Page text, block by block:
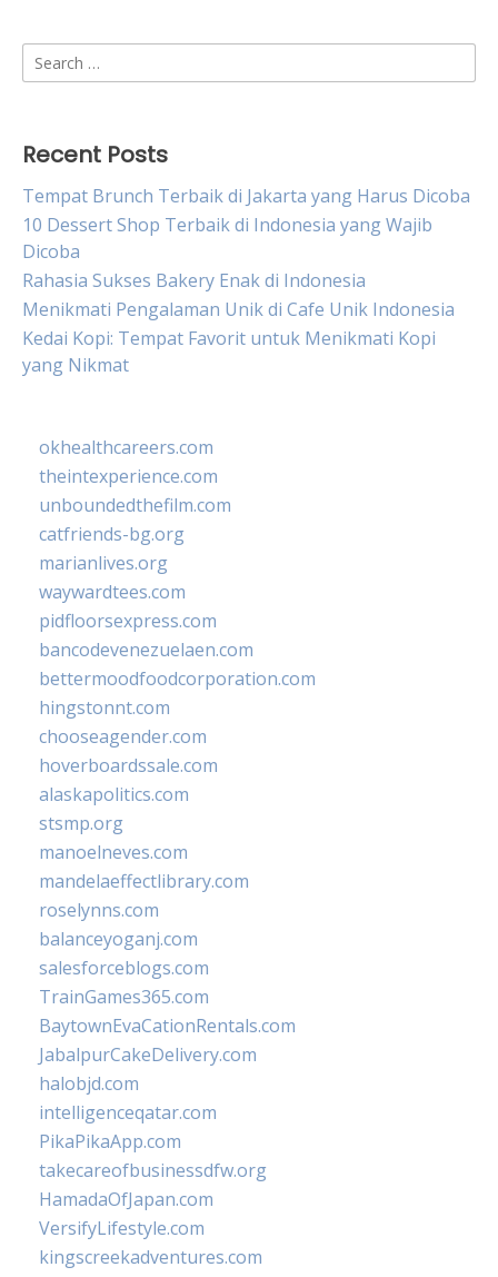
Search
for:
Recent Posts
Tempat Brunch Terbaik di Jakarta yang Harus Dicoba
10 Dessert Shop Terbaik di Indonesia yang Wajib
Dicoba
Rahasia Sukses Bakery Enak di Indonesia
Menikmati Pengalaman Unik di Cafe Unik Indonesia
Kedai Kopi: Tempat Favorit untuk Menikmati Kopi
yang Nikmat
okhealthcareers.com
theintexperience.com
unboundedthefilm.com
catfriends-bg.org
marianlives.org
waywardtees.com
pidfloorsexpress.com
bancodevenezuelaen.com
bettermoodfoodcorporation.com
hingstonnt.com
chooseagender.com
hoverboardssale.com
alaskapolitics.com
stsmp.org
manoelneves.com
mandelaeffectlibrary.com
roselynns.com
balanceyoganj.com
salesforceblogs.com
TrainGames365.com
BaytownEvaCationRentals.com
JabalpurCakeDelivery.com
halobjd.com
intelligenceqatar.com
PikaPikaApp.com
takecareofbusinessdfw.org
HamadaOfJapan.com
VersifyLifestyle.com
kingscreekadventures.com